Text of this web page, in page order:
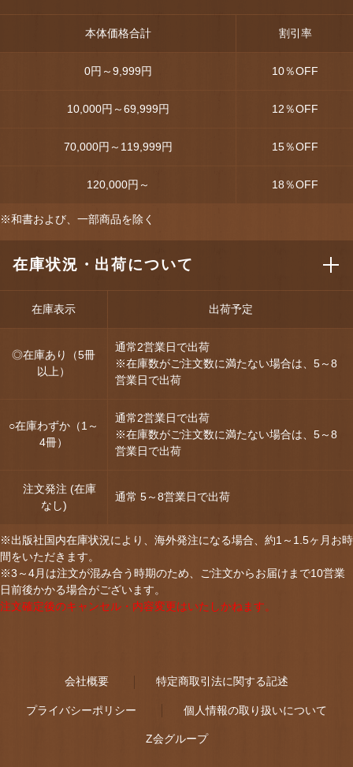
本体価格合計 割引率
0円～9,999円 10％OFF
10,000円～69,999円 12％OFF
70,000円～119,999円 15％OFF
120,000円～ 18％OFF
※和書および、一部商品を除く
在庫状況・出荷について
在庫表示 出荷予定
◎在庫あり（5冊
以上）
通常2営業日で出荷
※在庫数がご注文数に満たない場合は、5～8
営業日で出荷
○在庫わずか（1～
4冊）
通常2営業日で出荷
※在庫数がご注文数に満たない場合は、5～8
営業日で出荷
注文発注 (在庫
なし)
通常 5～8営業日で出荷
※出版社国内在庫状況により、海外発注になる場合、約1～1.5ヶ月お時
間をいただきます。
※3～4月は注文が混み合う時期のため、ご注文からお届けまで10営業
日前後かかる場合がございます。
注文確定後のキャンセル・内容変更はいたしかねます。
会社概要 特定商取引法に関する記述
プライバシーポリシー 個人情報の取り扱いについて
Z会グループ